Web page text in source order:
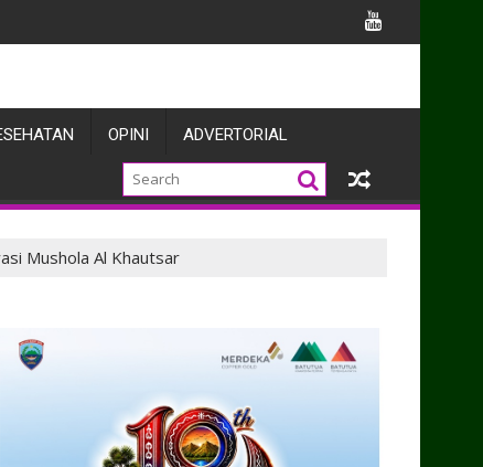
Plesteran, Pengecoran Pot Bunga dan Lantai Jembatan
OPINI ADVERTORIAL
Mushola Al Khautsar